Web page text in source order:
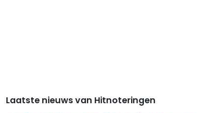
Laatste nieuws van Hitnoteringen